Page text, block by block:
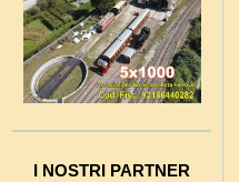
I NOSTRI PARTNER